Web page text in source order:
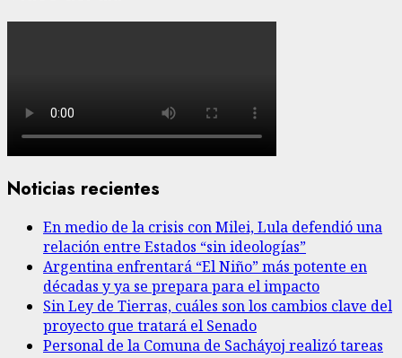
Noticias recientes
En medio de la crisis con Milei, Lula defendió una
relación entre Estados “sin ideologías”
Argentina enfrentará “El Niño” más potente en
décadas y ya se prepara para el impacto
Sin Ley de Tierras, cuáles son los cambios clave del
proyecto que tratará el Senado
Personal de la Comuna de Sacháyoj realizó tareas